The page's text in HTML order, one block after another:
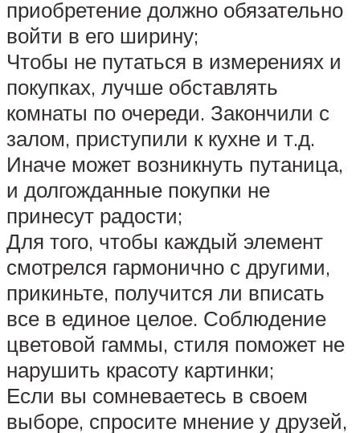
приобретение должно обязательно
войти в его ширину;
Чтобы не путаться в измерениях и
покупках, лучше обставлять
комнаты по очереди. Закончили с
залом, приступили к кухне и т.д.
Иначе может возникнуть путаница,
и долгожданные покупки не
принесут радости;
Для того, чтобы каждый элемент
смотрелся гармонично с другими,
прикиньте, получится ли вписать
все в единое целое. Соблюдение
цветовой гаммы, стиля поможет не
нарушить красоту картинки;
Если вы сомневаетесь в своем
выборе, спросите мнение у друзей,